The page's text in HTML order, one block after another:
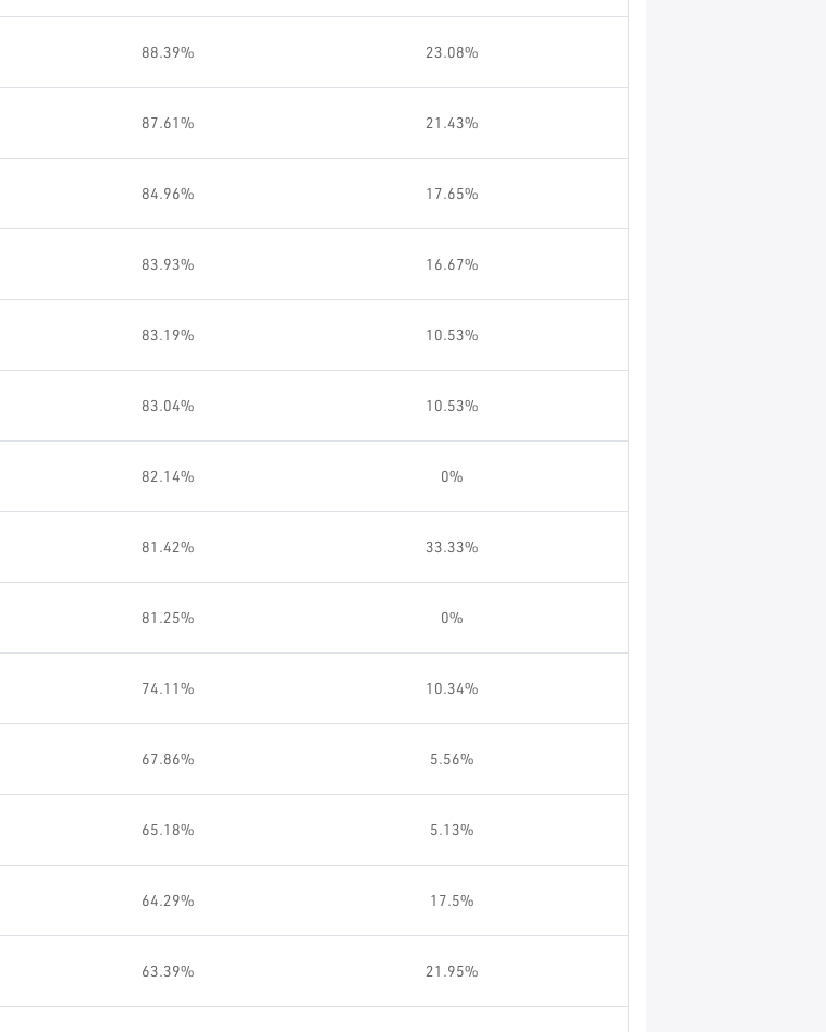
74.11% 10.34%
81.42% 33.33%
67.86% 5.56%
87.61% 21.43%
83.19% 10.53%
82.14% 0%
63.39% 21.95%
83.93% 16.67%
65.18% 5.13%
88.39% 23.08%
81.25% 0%
83.04% 10.53%
64.29% 17.5%
84.96% 17.65%